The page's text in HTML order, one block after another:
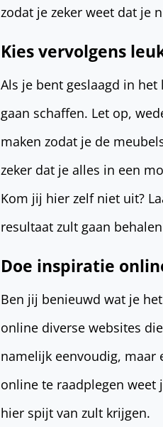
zodat je zeker weet dat je
Kies vervolgens
Als je bent geslaagd in
gaan schaffen. Let op,
maken zodat je de
zeker dat je alles in een
Kom jij hier zelf niet uit?
resultaat zult gaan
Doe inspiratie
Ben jij benieuwd wat je
online diverse websites
namelijk eenvoudig, maar
online te raadplegen weet
hier spijt van zult krijgen.